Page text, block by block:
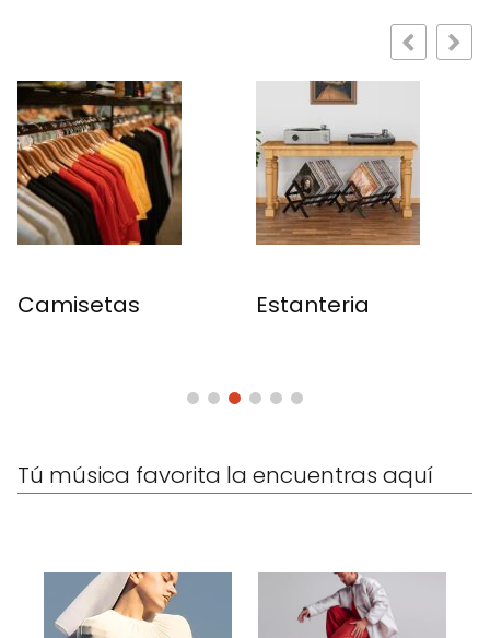
Camisetas Estanteria
Tú música favorita la encuentras aquí